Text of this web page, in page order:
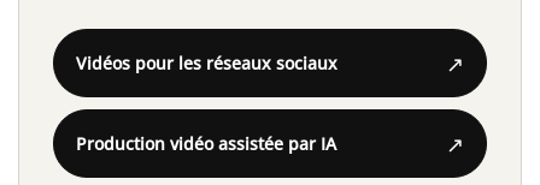
Vidéos pour les réseaux sociaux ↗
Production vidéo assistée par IA ↗